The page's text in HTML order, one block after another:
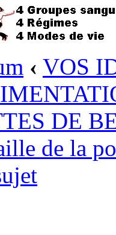
‹ VOS
DE
de la